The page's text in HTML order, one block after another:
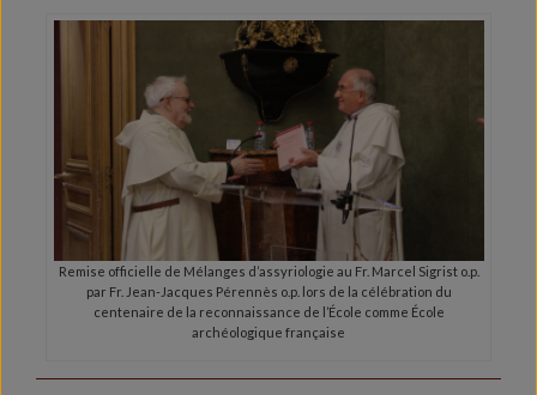
Remise officielle de Mélanges d’assyriologie au Fr. Marcel Sigrist o.p.
par Fr. Jean-Jacques Pérennès o.p. lors de la célébration du
centenaire de la reconnaissance de l’École comme École
archéologique française